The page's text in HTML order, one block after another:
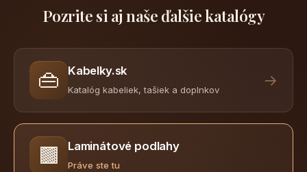
Pozrite si aj naše ďalšie katalógy
👜 Kabelky.sk
Katalóg kabeliek, tašiek a doplnkov
→
🟫 Laminátové podlahy
Práve ste tu